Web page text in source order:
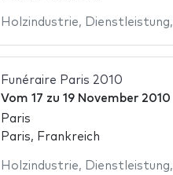
Holzindustrie, Dienstleistung,
Funéraire Paris 2010
Vom 17 zu 19 November 2010
Paris
Paris, Frankreich
Holzindustrie, Dienstleistung,